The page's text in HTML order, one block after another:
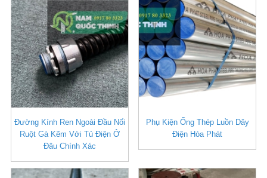
Đường Kính Ren Ngoài Đầu Nối
Ruột Gà Kẽm Với Tủ Điện Ở
Đâu Chính Xác
Phụ Kiện Ống Thép Luồn Dây
Điện Hòa Phát